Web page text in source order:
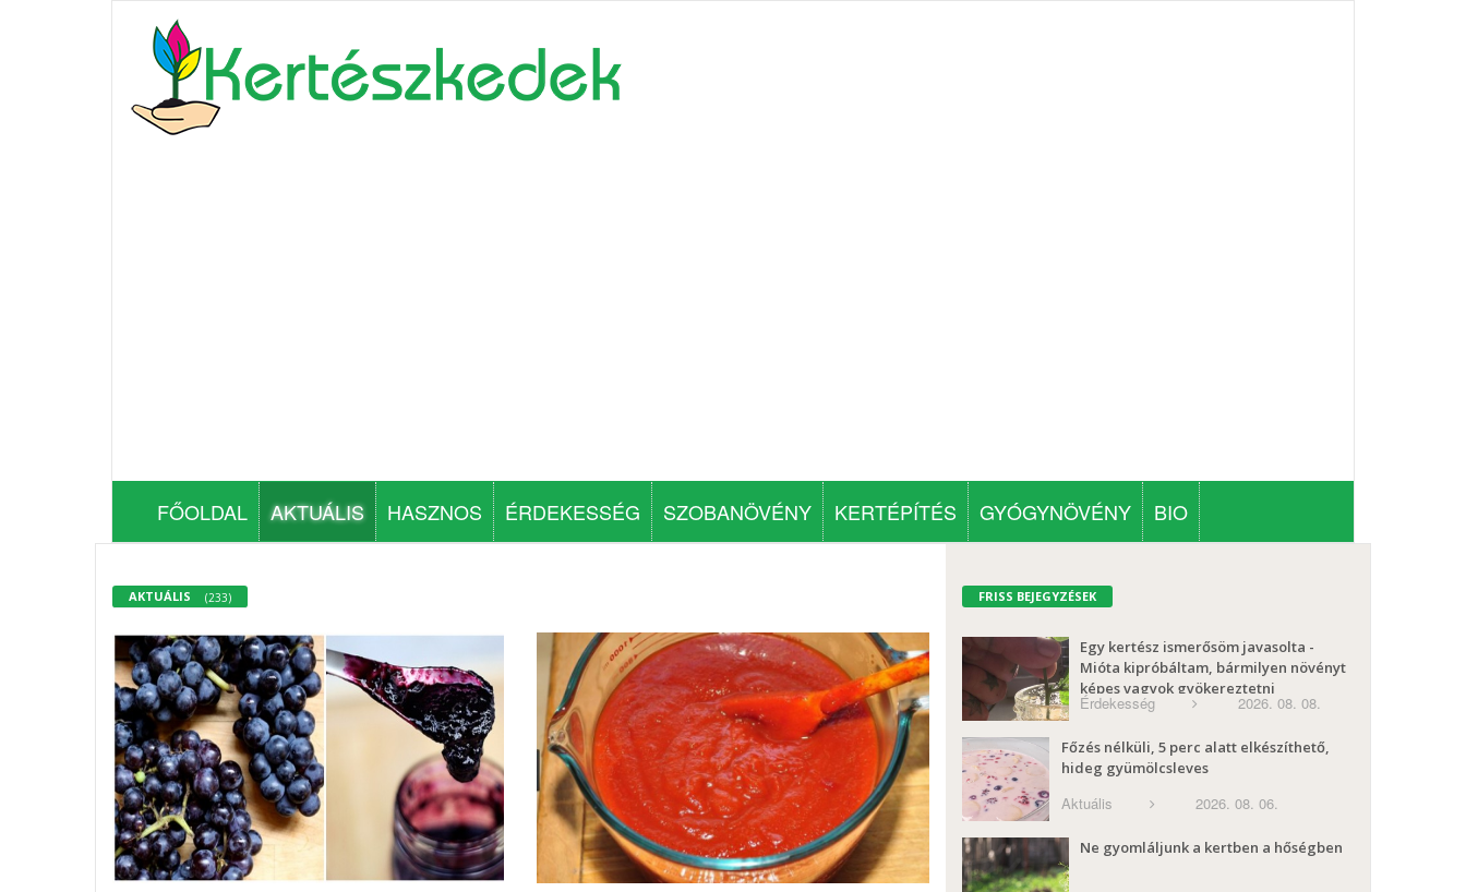
FŐOLDAL AKTUÁLIS HASZNOS ÉRDEKESSÉG SZOBANÖVÉNY KERTÉPÍTÉS GYÓGYNÖVÉNY BIO
AKTUÁLIS (233) FRISS BEJEGYZÉSEK
Egy kertész ismerősöm javasolta -
Mióta kipróbáltam, bármilyen növényt
képes vagyok gyökereztetni
Érdekesség 2026. 08. 08.
Főzés nélküli, 5 perc alatt elkészíthető,
hideg gyümölcsleves
Aktuális 2026. 08. 06.
Ne gyomláljunk a kertben a hőségben